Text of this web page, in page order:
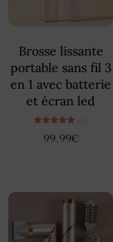
Brosse lissante
portable sans fil 3
en 1 avec batterie
et écran led
5.00
(1)
99.99€